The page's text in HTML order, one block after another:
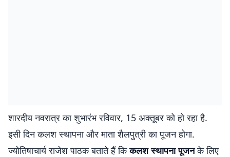
शारदीय नवरात्र का शुभारंभ रविवार, 15 अक्तूबर को हो रहा है.
इसी दिन कलश स्थापना और माता शैलपुत्री का पूजन होगा.
ज्योतिषाचार्य राजेश पाठक बताते हैं किकलश स्थापना पूजनके लिए